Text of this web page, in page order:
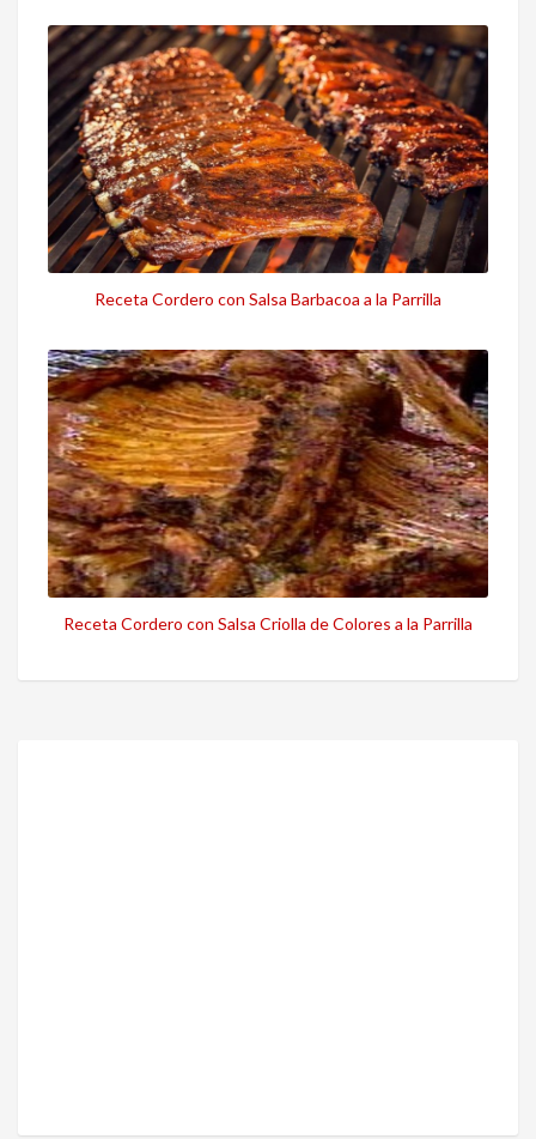
Receta Cordero con Salsa Barbacoa a la Parrilla
Receta Cordero con Salsa Criolla de Colores a la Parrilla